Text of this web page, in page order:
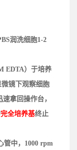
润洗细胞1-2
EDTA）于培养
镜下观察细胞
拿回操作台，
完全培养基终止
管中，1000 rpm